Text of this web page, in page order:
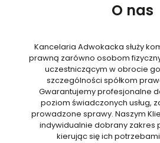
O nas
Kancelaria Adwokacka służy
prawną zarówno osobom
uczestniczącym w obrocie
szczególności spółkom
Gwarantujemy profesjonalne
poziom świadczonych usług,
prowadzone sprawy. Naszym
indywidualnie dobrany zakres
kierując się ich